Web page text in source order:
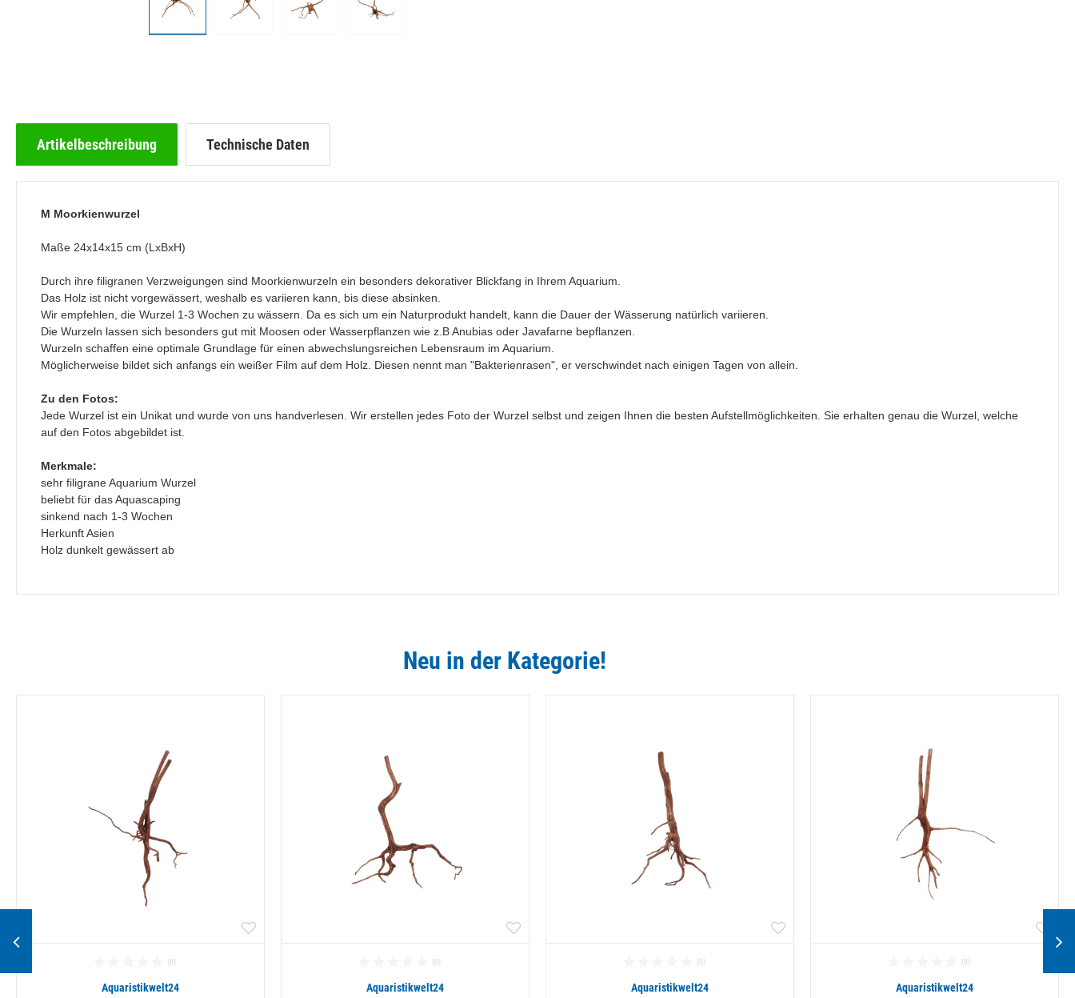
Artikelbeschreibung Technische Daten
M Moorkienwurzel
Maße 24x14x15 cm (LxBxH)
Durch ihre filigranen Verzweigungen sind Moorkienwurzeln ein besonders dekorativer Blickfang in Ihrem Aquarium.
Das Holz ist nicht vorgewässert, weshalb es variieren kann, bis diese absinken.
Wir empfehlen, die Wurzel 1-3 Wochen zu wässern. Da es sich um ein Naturprodukt handelt, kann die Dauer der Wässerung natürlich variieren.
Die Wurzeln lassen sich besonders gut mit Moosen oder Wasserpflanzen wie z.B Anubias oder Javafarne bepflanzen.
Wurzeln schaffen eine optimale Grundlage für einen abwechslungsreichen Lebensraum im Aquarium.
Möglicherweise bildet sich anfangs ein weißer Film auf dem Holz. Diesen nennt man "Bakterienrasen", er verschwindet nach einigen Tagen von allein.
Zu den Fotos:
Jede Wurzel ist ein Unikat und wurde von uns handverlesen. Wir erstellen jedes Foto der Wurzel selbst und zeigen Ihnen die besten Aufstellmöglichkeiten. Sie erhalten genau die Wurzel, welche
auf den Fotos abgebildet ist.
Merkmale:
sehr filigrane Aquarium Wurzel
beliebt für das Aquascaping
sinkend nach 1-3 Wochen
Herkunft Asien
Holz dunkelt gewässert ab
Neu in der Kategorie!
Aquaristikwelt24 Aquaristikwelt24 Aquaristikwelt24 Aquaristikwelt24